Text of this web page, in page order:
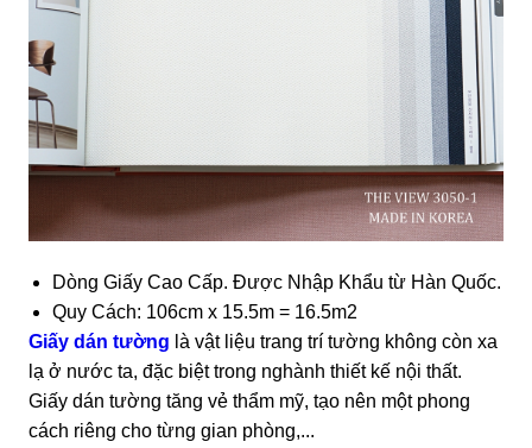
Dòng Giấy Cao Cấp. Được Nhập Khẩu từ Hàn Quốc.
Quy Cách: 106cm x 15.5m = 16.5m2
Giấy dán tường là vật liệu trang trí tường không còn xa
lạ ở nước ta, đặc biệt trong nghành thiết kế nội thất.
Giấy dán tường tăng vẻ thẩm mỹ, tạo nên một phong
cách riêng cho từng gian phòng,...